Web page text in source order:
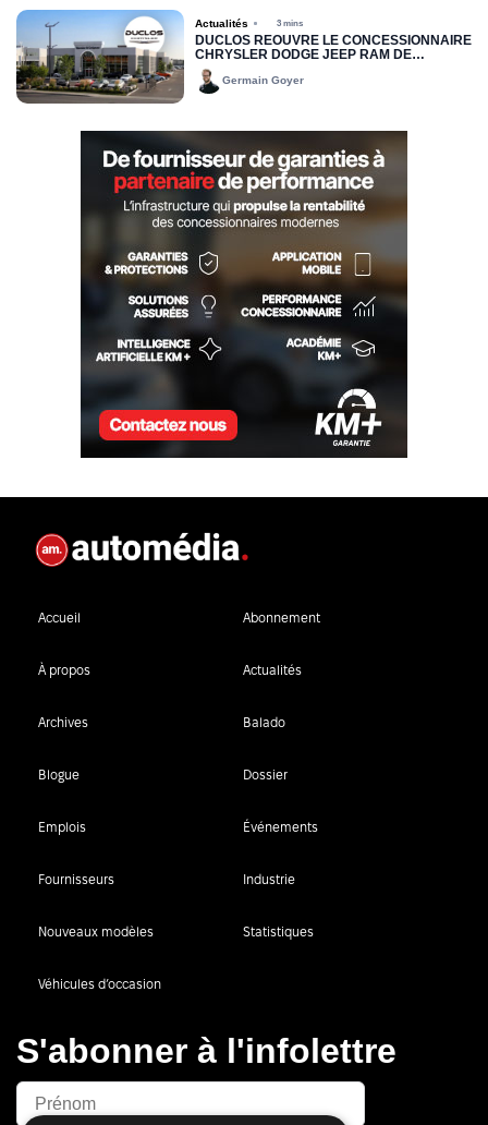
Actualités 3 mins
DUCLOS RÉOUVRE LE CONCESSIONNAIRE
CHRYSLER DODGE JEEP RAM DE
DRUMMONDVILLE
Germain Goyer
Accueil Abonnement
À propos Actualités
Archives Balado
Blogue Dossier
Emplois Événements
Fournisseurs Industrie
Nouveaux modèles Statistiques
Véhicules d’occasion
S'abonner à l'infolettre